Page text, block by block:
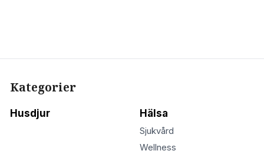
Kategorier
Husdjur Hälsa
Sjukvård
Wellness